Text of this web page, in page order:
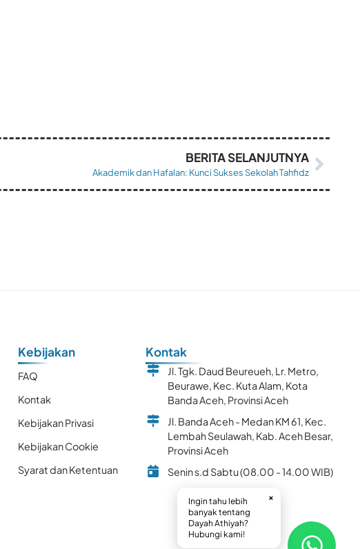
BERITA SELANJUTNYA
Akademik dan Hafalan: Kunci Sukses Sekolah Tahfidz
Kebijakan
FAQ
Kontak
Kebijakan Privasi
Kebijakan Cookie
Syarat dan Ketentuan
Kontak
Jl. Tgk. Daud Beureueh, Lr. Metro,
Beurawe, Kec. Kuta Alam, Kota
Banda Aceh, Provinsi Aceh
Jl. Banda Aceh - Medan KM 61, Kec.
Lembah Seulawah, Kab. Aceh Besar,
Provinsi Aceh
Senin s.d Sabtu (08.00 - 14.00 WIB)
Ingin tahu lebih
banyak tentang
Dayah Athiyah?
Hubungi kami!
×